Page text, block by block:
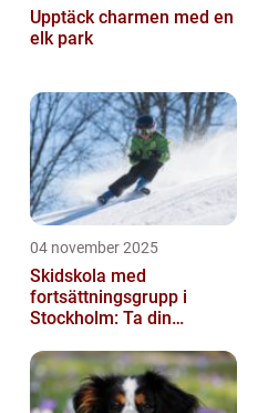
Upptäck charmen med en
elk park
04 november 2025
Skidskola med
fortsättningsgrupp i
Stockholm: Ta din